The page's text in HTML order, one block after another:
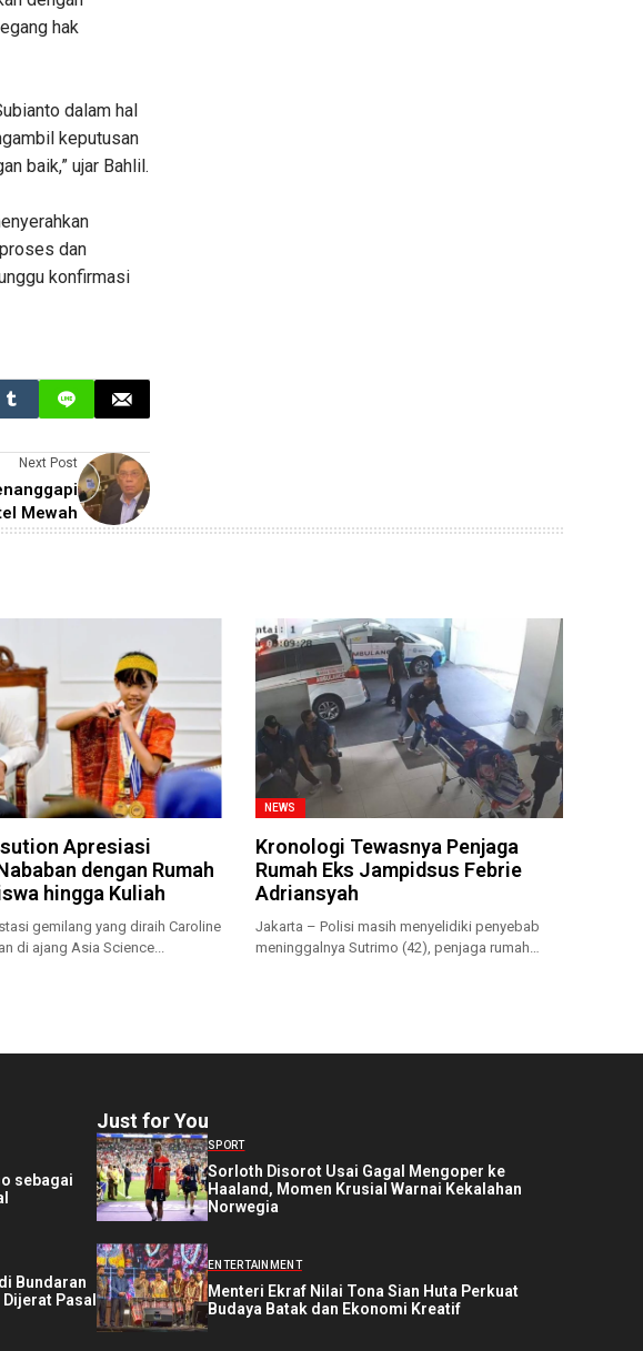
hak
dalam hal
keputusan
baik,” ujar Bahlil.
dan
konfirmasi
Next Post
Mewah
Apresiasi
dengan Rumah
hingga Kuliah
gemilang yang diraih Caroline
di ajang Asia Science...
NEWS
Kronologi Tewasnya Penjaga
Rumah Eks Jampidsus Febrie
Adriansyah
Jakarta – Polisi masih menyelidiki penyebab
meninggalnya Sutrimo (42), penjaga rumah
sebagai
Bundaran
Pasal
Just for You
SPORT
Sorloth Disorot Usai Gagal Mengoper ke
Haaland, Momen Krusial Warnai Kekalahan
Norwegia
ENTERTAINMENT
Menteri Ekraf Nilai Tona Sian Huta Perkuat
Budaya Batak dan Ekonomi Kreatif